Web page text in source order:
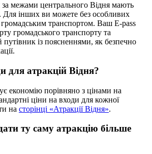
за межами центрального Відня мають
Для інших ви можете без особливих
громадським транспортом. Ваш E-pass
громадського транспорту та
із поясненнями, як безпечно
для атракцій Відня?
економію порівняно з цінами на
ціни на входи для кожної
на сторінці «Атракції Відня».
ту саму атракцію більше